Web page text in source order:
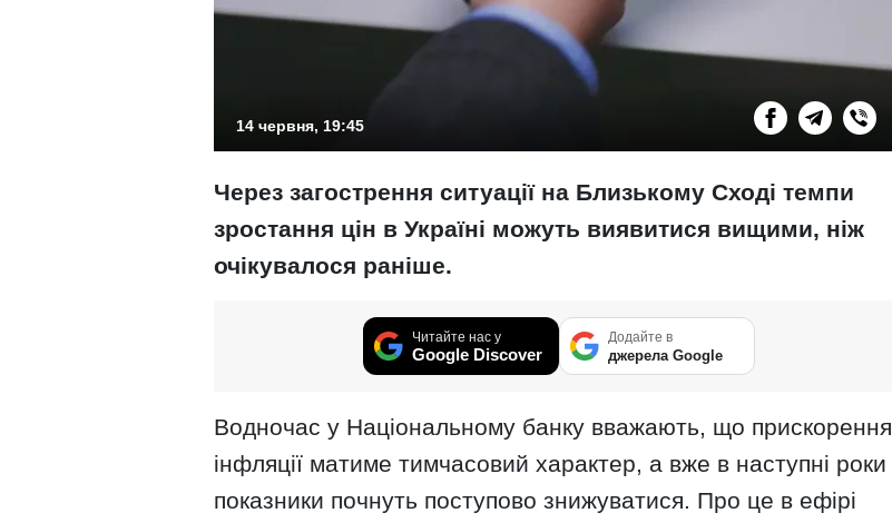
14 червня, 19:45
Через загострення ситуації на Близькому Сході темпи
зростання цін в Україні можуть виявитися вищими, ніж
очікувалося раніше.
Читайте нас у
Google Discover
Додайте в
джерела Google
Водночас у Національному банку вважають, що прискорення
інфляції матиме тимчасовий характер, а вже в наступні роки
показники почнуть поступово знижуватися. Про це в ефірі